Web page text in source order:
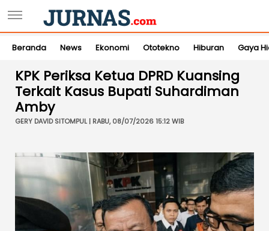
Beranda News Ekonomi Ototekno Hiburan Gaya
KPK Periksa Ketua DPRD Kuansing
Terkait Kasus Bupati Suhardiman
Amby
GERY DAVID SITOMPUL | RABU, 08/07/2026 15:12 WIB